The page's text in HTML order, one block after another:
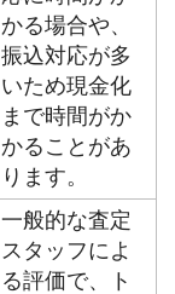
かる場合や、
振込対応が多
いため現金化
まで時間がか
かることがあ
ります。
一般的な査定
スタッフによ
る評価で、ト